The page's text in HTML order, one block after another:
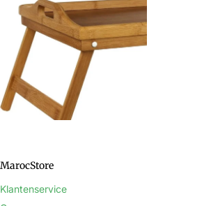
In winkelwagen
MarocStore
Klantenservice